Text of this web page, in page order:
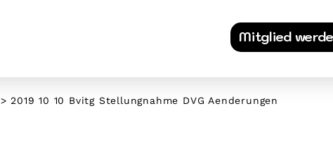
Mitglied
>2019 10 10 Bvitg Stellungnahme DVG Aenderungen